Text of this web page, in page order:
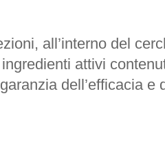
all’interno del
attivi
dell’efficacia e